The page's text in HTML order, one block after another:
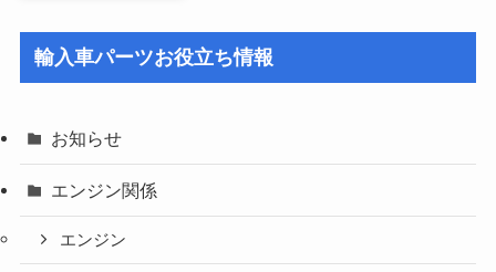
輸入車パーツお役立ち情報
お知らせ
エンジン関係
エンジン